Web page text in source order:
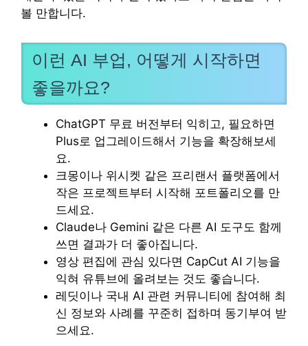
볼 만합니다.
이런 AI 부업, 어떻게 시작하면
좋을까요?
ChatGPT 무료 버전부터 익히고, 필요하면
Plus로 업그레이드해서 기능을 확장해보세
요.
크몽이나 위시켓 같은 프리랜서 플랫폼에서
작은 프로젝트부터 시작해 포트폴리오를 만
드세요.
Claude나 Gemini 같은 다른 AI 도구도 함께
쓰면 결과가 더 좋아집니다.
영상 편집에 관심 있다면 CapCut AI 기능을
익혀 유튜브에 올려보는 것도 좋습니다.
레딧이나 국내 AI 관련 커뮤니티에 참여해 최
신 정보와 사례를 꾸준히 접하며 동기부여 받
으세요.